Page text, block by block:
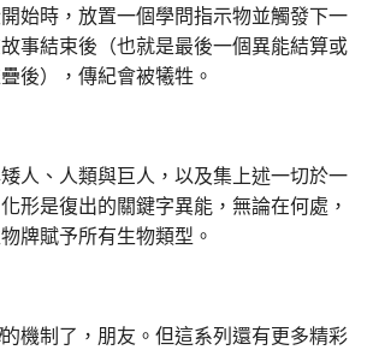
始時，放置一個學問指示物並觸發下一
事結束後（也就是最後一個異能結算或
後），傳紀會被犧牲。
人、人類與巨人，以及集上述一切於一
形是復出的關鍵字異能，無論在何處，
牌賦予所有生物類型。
的機制了，朋友。但這系列還有更多精彩